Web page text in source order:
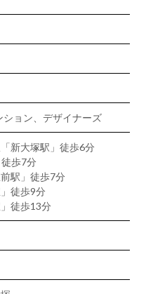
ョン、デザイナーズ
新大塚駅」徒歩6分
歩7分
駅」徒歩7分
徒歩9分
徒歩13分